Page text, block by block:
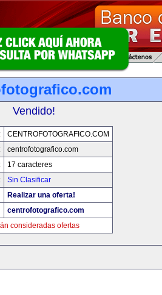
Vendido!
CENTROFOTOGRAFICO.COM
centrofotografico.com
17 caracteres
Sin Clasificar
Realizar una oferta!
centrofotografico.com
consideradas ofertas